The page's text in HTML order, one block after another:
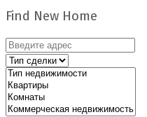
Find New Home